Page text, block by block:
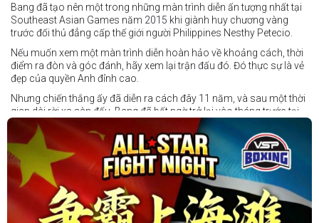
Bang đã tạo nên một trong những màn trình diễn ấn tượng nhất tại
Southeast Asian Games năm 2015 khi giành huy chương vàng
trước đối thủ đẳng cấp thế giới người Philippines Nesthy Petecio.
Nếu muốn xem một màn trình diễn hoàn hảo về khoảng cách, thời
điểm ra đòn và góc đánh, hãy xem lại trận đấu đó. Đó thực sự là vẻ
đẹp của quyền Anh đỉnh cao.
Nhưng chiến thắng ấy đã diễn ra cách đây 11 năm, và sau một thời
gian dài rời xa sàn đấu, Bang đã bất ngờ trở lại vào tháng trước tại
Trigger Promotion 7.
Ở tuổi 33, Lê Thị Bằng quyết định chuyển sang thi đấu chuyên
nghiệp — và cô ngay lập tức tạo dấu ấn mạnh mẽ. Đối đầu với một
đối thủ trẻ tài năng của nước chủ nhà, Bang đã thể hiện sự điềm tĩnh
và sức mạnh để giành chiến thắng bằng knock-out kỹ thuật.
Tháng tới, cô sẽ tiếp tục thượng đài tại Trigger Promotion 8 ở Ho
Chi Minh City, nơi cô hướng tới thành tích 2-0 trong sự nghiệp